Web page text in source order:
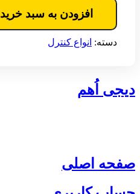
افزودن به سبد خرید
دسته: انواع کنترل
دیجی اُهم
صفحه اصلی